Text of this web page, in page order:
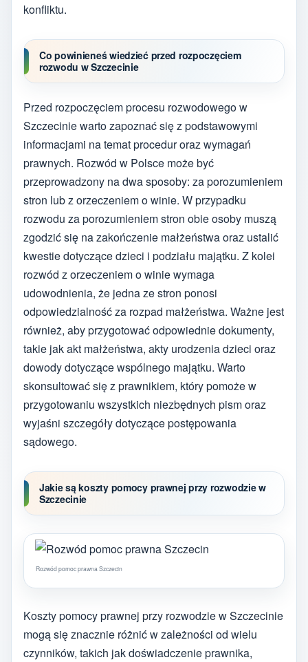
konfliktu.
Co powinieneś wiedzieć przed rozpoczęciem
rozwodu w Szczecinie
Przed rozpoczęciem procesu rozwodowego w
Szczecinie warto zapoznać się z podstawowymi
informacjami na temat procedur oraz wymagań
prawnych. Rozwód w Polsce może być
przeprowadzony na dwa sposoby: za porozumieniem
stron lub z orzeczeniem o winie. W przypadku
rozwodu za porozumieniem stron obie osoby muszą
zgodzić się na zakończenie małżeństwa oraz ustalić
kwestie dotyczące dzieci i podziału majątku. Z kolei
rozwód z orzeczeniem o winie wymaga
udowodnienia, że jedna ze stron ponosi
odpowiedzialność za rozpad małżeństwa. Ważne jest
również, aby przygotować odpowiednie dokumenty,
takie jak akt małżeństwa, akty urodzenia dzieci oraz
dowody dotyczące wspólnego majątku. Warto
skonsultować się z prawnikiem, który pomoże w
przygotowaniu wszystkich niezbędnych pism oraz
wyjaśni szczegóły dotyczące postępowania
sądowego.
Jakie są koszty pomocy prawnej przy rozwodzie w
Szczecinie
Rozwód pomoc prawna Szczecin
Koszty pomocy prawnej przy rozwodzie w Szczecinie
mogą się znacznie różnić w zależności od wielu
czynników, takich jak doświadczenie prawnika,